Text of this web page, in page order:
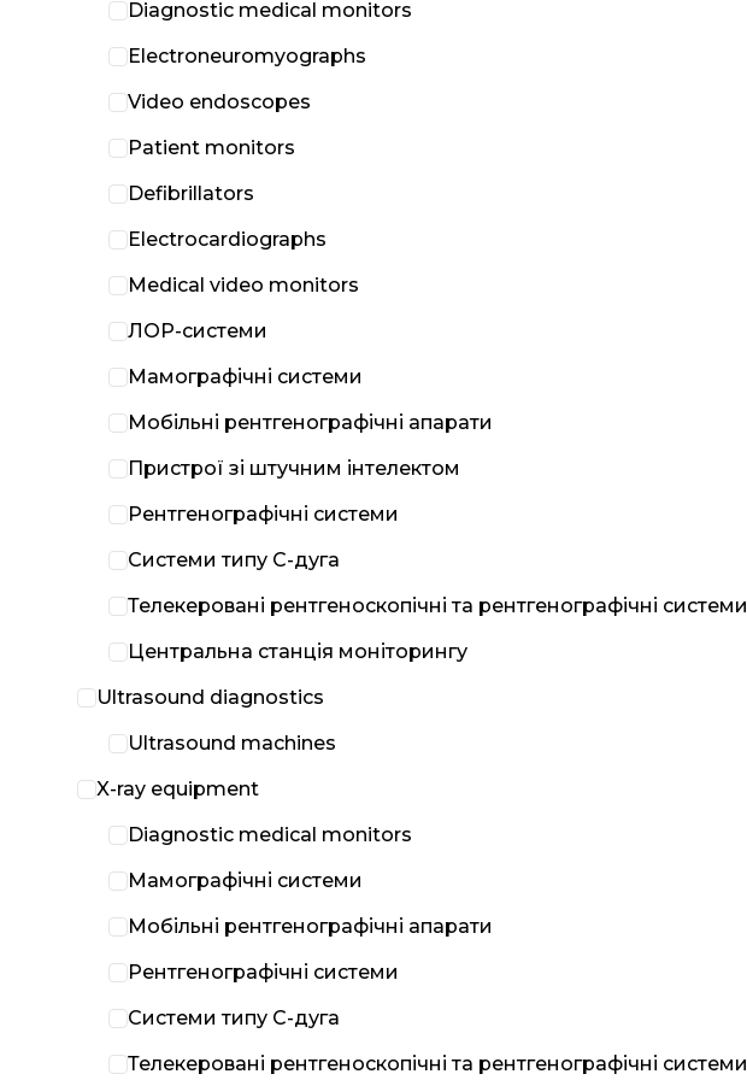
Diagnostic medical monitors
Electroneuromyographs
Video endoscopes
Patient monitors
Defibrillators
Electrocardiographs
Medical video monitors
ЛОР-системи
Мамографічні системи
Мобільні рентгенографічні апарати
Пристрої зі штучним інтелектом
Рентгенографічні системи
Системи типу С-дуга
Телекеровані рентгеноскопічні та рентгенографічні системи
Центральна станція моніторингу
Ultrasound diagnostics
Ultrasound machines
X-ray equipment
Diagnostic medical monitors
Мамографічні системи
Мобільні рентгенографічні апарати
Рентгенографічні системи
Системи типу С-дуга
Телекеровані рентгеноскопічні та рентгенографічні системи